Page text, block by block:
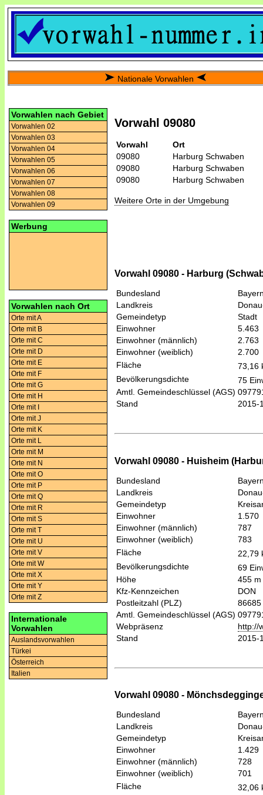
Nationale Vorwahlen
Vorwahlen nach Gebiet
Vorwahlen 02
Vorwahlen 03
Vorwahlen 04
Vorwahlen 05
Vorwahlen 06
Vorwahlen 07
Vorwahlen 08
Vorwahlen 09
Werbung
Vorwahlen nach Ort
Orte mit A
Orte mit B
Orte mit C
Orte mit D
Orte mit E
Orte mit F
Orte mit G
Orte mit H
Orte mit I
Orte mit J
Orte mit K
Orte mit L
Orte mit M
Orte mit N
Orte mit O
Orte mit P
Orte mit Q
Orte mit R
Orte mit S
Orte mit T
Orte mit U
Orte mit V
Orte mit W
Orte mit X
Orte mit Y
Orte mit Z
Internationale
Vorwahlen
Auslandsvorwahlen
Türkei
Österreich
Italien
Vorwahl 09080
Vorwahl
Ort
09080
Harburg Schwaben
09080
Harburg Schwaben
09080
Harburg Schwaben
Weitere Orte in der Umgebung
Vorwahl 09080 - Harburg
Bundesland
Landkreis
Gemeindetyp
Stadt
Einwohner
5.463
Einwohner (männlich)
2.763
Einwohner (weiblich)
2.700
Fläche
73,16
Bevölkerungsdichte
75
Amtl. Gemeindeschlüssel (AGS)
Stand
2015-
Vorwahl 09080 - Huisheim
Bundesland
Landkreis
Gemeindetyp
Einwohner
1.570
Einwohner (männlich)
787
Einwohner (weiblich)
783
Fläche
22,79
Bevölkerungsdichte
69
Höhe
455 m
Kfz-Kennzeichen
DON
Postleitzahl (PLZ)
86685
Amtl. Gemeindeschlüssel (AGS)
Webpräsenz
http://
Stand
2015-
Vorwahl 09080 -
Bundesland
Landkreis
Gemeindetyp
Einwohner
1.429
Einwohner (männlich)
728
Einwohner (weiblich)
701
Fläche
32,06